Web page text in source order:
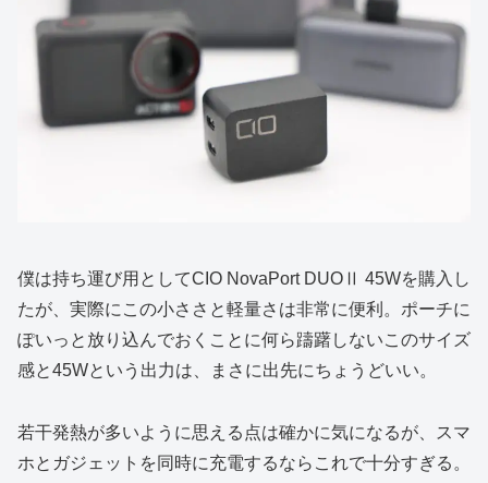
僕は持ち運び用としてCIO NovaPort DUOⅡ 45Wを購入し
たが、実際にこの小ささと軽量さは非常に便利。ポーチに
ぽいっと放り込んでおくことに何ら躊躇しないこのサイズ
感と45Wという出力は、まさに出先にちょうどいい。
若干発熱が多いように思える点は確かに気になるが、スマ
ホとガジェットを同時に充電するならこれで十分すぎる。